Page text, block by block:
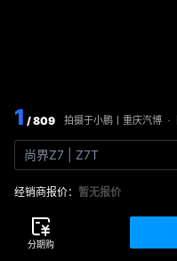
1 / 809 拍摄于小鹏丨重庆汽博 ·
尚界Z7 | Z7T
经销商报价： 暂无报价